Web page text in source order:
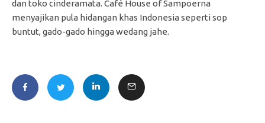
dan toko cinderamata. Café House of Sampoerna
menyajikan pula hidangan khas Indonesia seperti sop
buntut, gado-gado hingga wedang jahe.